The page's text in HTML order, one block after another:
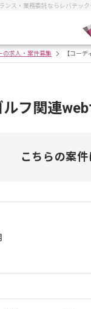
ンス・業務委託ならレバテッ
の求人・案件募集 【コー
ルフ関連
こちらの案